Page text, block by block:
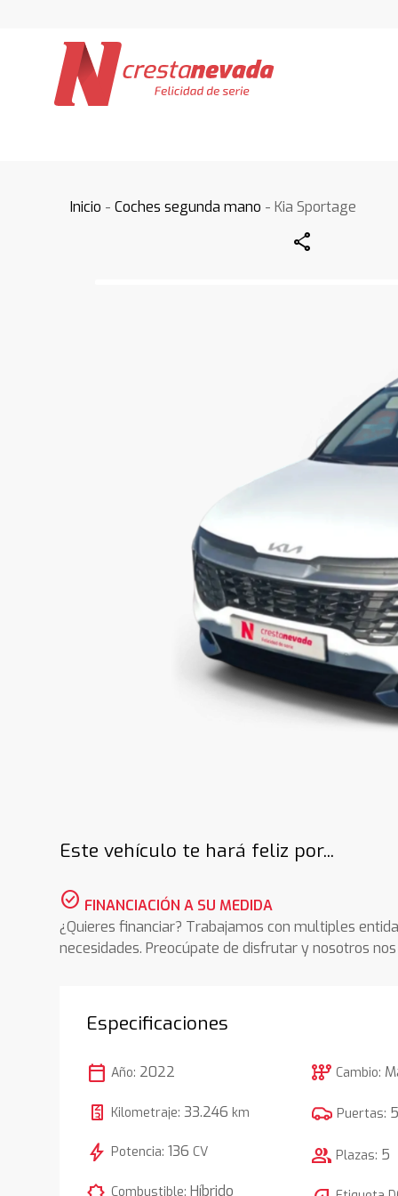
Inicio -Coches segunda mano - Kia Sportage
Share
Este vehículo te hará feliz por...
check_circle FINANCIACIÓN A SU MEDIDA
¿Quieres financiar? Trabajamos con multiples
necesidades. Preocúpate de disfrutar y nosotros
Especificaciones
calendar_today Año: 2022
Kilometraje:33.246 km
bolt Potencia:136 CV
Combustible:Híbrido
auto_transmission Cambio:
Puertas: 5
group Plazas: 5